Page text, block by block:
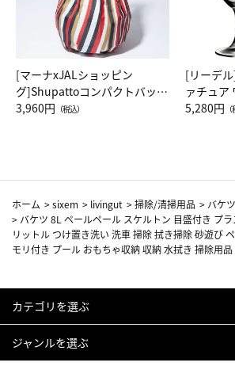
[マーナxJALショッピン
グ]Shupattoコンパクトバッグ
Drop JAL客室乗務員（LC）ス
3,960円 （税込）
[リーデ
ァチュア
ト（レッ
5,280円
ホーム >sixem > livingut >掃除/清掃用品 > バケ
> バケツ 8L ペールペール スケルトン 目盛付き プ
リットル つけ置き洗い 洗車 掃除 拭き掃除 砂遊び
モリ付き プール おもちゃ収納 収納 水拭き 掃除用品
カテゴリを選ぶ
ジャンルを選ぶ